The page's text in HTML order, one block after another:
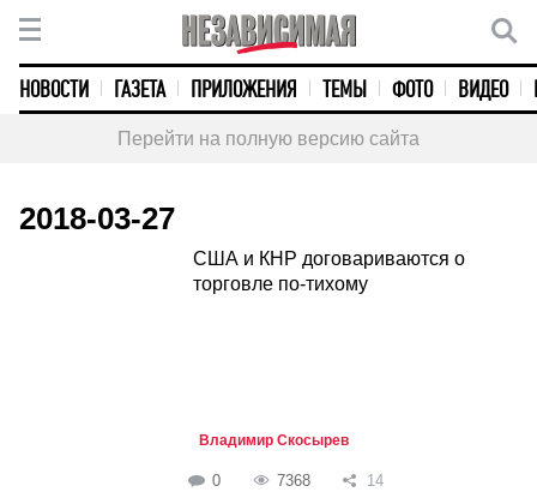
НОВОСТИ ГАЗЕТА ПРИЛОЖЕНИЯ ТЕМЫ ФОТО ВИДЕО
Перейти на полную версию сайта
2018-03-27
США и КНР договариваются о
торговле по-тихому
Владимир Скосырев
0 7368 14